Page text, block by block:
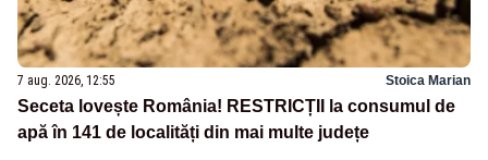
7 aug. 2026, 12:55 Stoica Marian
Seceta lovește România! RESTRICȚII la consumul de
apă în 141 de localități din mai multe județe